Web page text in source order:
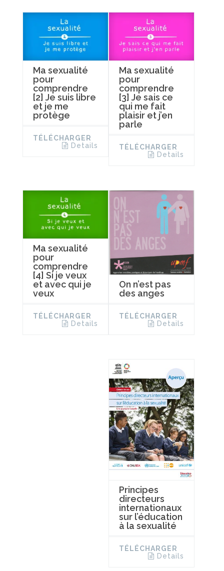
Ma sexualité
pour
comprendre
[2] Je suis libre
et je me
protège
TÉLÉCHARGER
Details
Ma sexualité
pour
comprendre
[3] Je sais ce
qui me fait
plaisir et j’en
parle
TÉLÉCHARGER
Details
Ma sexualité
pour
comprendre
[4] Si je veux
et avec qui je
veux
TÉLÉCHARGER
Details
On n’est pas
des anges
TÉLÉCHARGER
Details
Principes
directeurs
internationaux
sur l’éducation
à la sexualité
TÉLÉCHARGER
Details